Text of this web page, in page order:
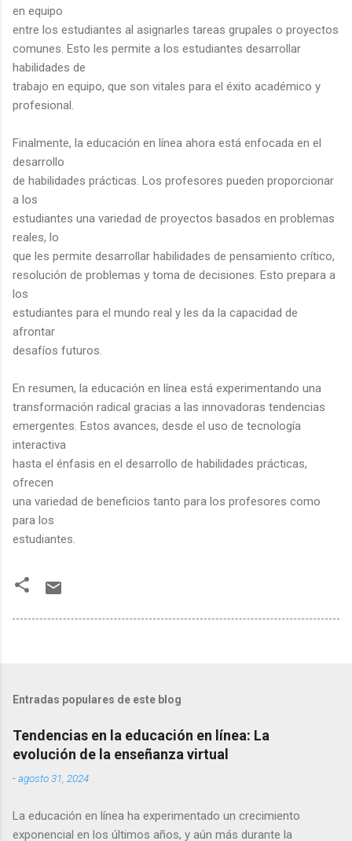
en equipo
entre los estudiantes al asignarles tareas grupales o proyectos
comunes. Esto les permite a los estudiantes desarrollar
habilidades de
trabajo en equipo, que son vitales para el éxito académico y
profesional.
Finalmente, la educación en línea ahora está enfocada en el
desarrollo
de habilidades prácticas. Los profesores pueden proporcionar
a los
estudiantes una variedad de proyectos basados en problemas
reales, lo
que les permite desarrollar habilidades de pensamiento crítico,
resolución de problemas y toma de decisiones. Esto prepara a
los
estudiantes para el mundo real y les da la capacidad de
afrontar
desafíos futuros.
En resumen, la educación en línea está experimentando una
transformación radical gracias a las innovadoras tendencias
emergentes. Estos avances, desde el uso de tecnología
interactiva
hasta el énfasis en el desarrollo de habilidades prácticas,
ofrecen
una variedad de beneficios tanto para los profesores como
para los
estudiantes.
Entradas populares de este blog
Tendencias en la educación en línea: La
evolución de la enseñanza virtual
-agosto 31, 2024
La educación en línea ha experimentado un crecimiento
exponencial en los últimos años, y aún más durante la